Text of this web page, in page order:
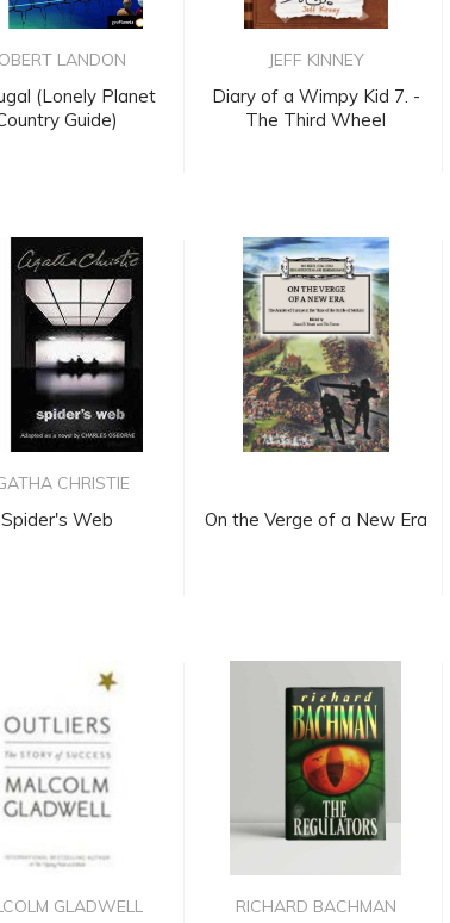
LANDON
(Lonely Planet
Guide)
JEFF KINNEY
Diary of a Wimpy Kid 7. -
The Third Wheel
CHRISTIE
Spider's Web On the Verge of a New Era
GLADWELL RICHARD BACHMAN